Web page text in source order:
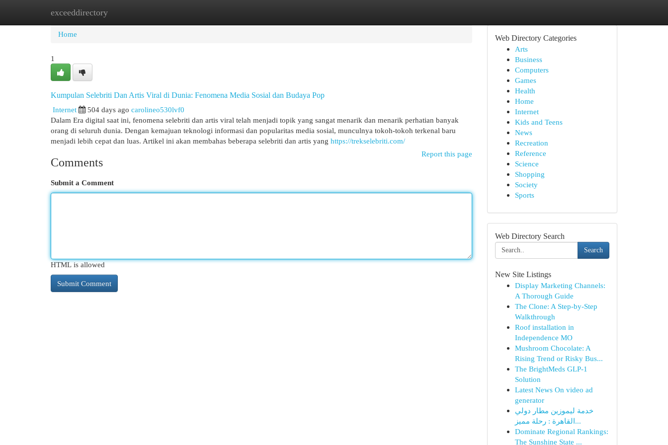
exceeddirectory
Home New Site Listings
Home
1
Kumpulan Selebriti Dan Artis Viral di Dunia: Fenomena Media Sosial dan Budaya Pop
Internet
504 days ago carolineo530lvf0
Dalam Era digital saat ini, fenomena selebriti dan artis viral telah menjadi topik yang sangat menarik dan menarik perhatian banyak
orang di seluruh dunia. Dengan kemajuan teknologi informasi dan popularitas media sosial, munculnya tokoh-tokoh terkenal baru
menjadi lebih cepat dan luas. Artikel ini akan membahas beberapa selebriti dan artis yang https://trekselebriti.com/
Report this page
Comments
Submit a Comment
HTML is allowed
Web Directory Categories
Arts
Business
Computers
Games
Health
Home
Internet
Kids and Teens
News
Recreation
Reference
Science
Shopping
Society
Sports
Web Directory Search
Search
New Site Listings
Display Marketing Channels:
A Thorough Guide
The Clone: A Step-by-Step
Walkthrough
Roof installation in
Independence MO
Mushroom Chocolate: A
Rising Trend or Risky Bus...
The BrightMeds GLP-1
Solution
Latest News On video ad
generator
خدمة ليموزين مطار دولي
القاهرة : رحلة مميز...
Dominate Regional Rankings:
The Sunshine State ...